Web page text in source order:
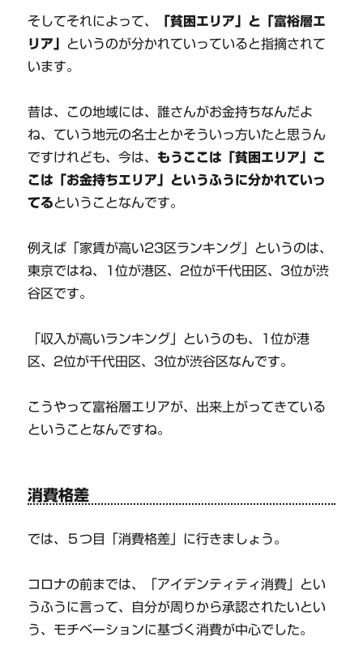
そしてそれによって、
「貧困エリア」と「富裕層エ
リア」 というのが分かれていっていると指摘されて
います。
昔は、この地域には、誰さんがお金持ちなんだよ
ね、ていう地元の名士とかそういっ方いたと思うん
ですけれども、今は、 もうここは「貧困エリア」こ
こは「お金持ちエリア」というふうに分かれていっ
てるということなんです。
例えば「家賃が高い23区ランキング」というのは、
東京ではね、1位が港区、2位が千代田区、3位が渋
谷区です。
「収入が高いランキング」というのも、1位が港
区、2位が千代田区、3位が渋谷区なんです。
こうやって富裕層エリアが、出来上がってきている
ということなんですね。
消費格差
では、５つ目「消費格差」に行きましょう。
コロナの前までは、「アイデンティティ消費」とい
うふうに言って、自分が周りから承認されたいとい
う、モチベーションに基づく消費が中心でした。